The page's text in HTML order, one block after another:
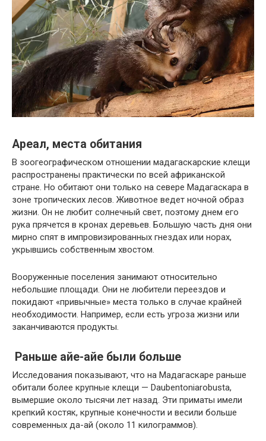
Ареал, места обитания
В зоогеографическом отношении мадагаскарские клещи
распространены практически по всей африканской
стране. Но обитают они только на севере Мадагаскара в
зоне тропических лесов. Животное ведет ночной образ
жизни. Он не любит солнечный свет, поэтому днем ​​его
рука прячется в кронах деревьев. Большую часть дня они
мирно спят в импровизированных гнездах или норах,
укрывшись собственным хвостом.
Вооруженные поселения занимают относительно
небольшие площади. Они не любители переездов и
покидают «привычные» места только в случае крайней
необходимости. Например, если есть угроза жизни или
заканчиваются продукты.
Раньше айе-айе были больше
Исследования показывают, что на Мадагаскаре раньше
обитали более крупные клещи — Daubentoniarobusta,
вымершие около тысячи лет назад. Эти приматы имели
крепкий костяк, крупные конечности и весили больше
современных да-ай (около 11 килограммов).